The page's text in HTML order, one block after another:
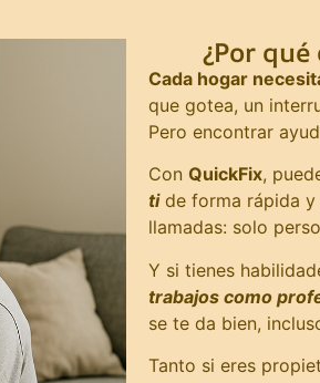
¿Por
Cada hogar
que gotea, un
Pero encontrar
Con QuickFix,
tide forma rápida y
llamadas: solo
Y si tienes
trabajos como
se te da bien,
Tanto si eres